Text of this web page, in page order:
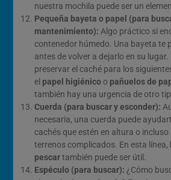
nuestra mochila puede ser un
Pequeña bayeta o papel (para
mantenimiento): Algo práctico si
contenedor húmedo. Una bayeta te
antes de volver a dejarlo en su
preservar el caché para los
el papel higiénicoo pañuelos de
también hay una urgencia de otro
Cuerda (para buscar y esconder):
necesaria, una cuerda puede
cachés que estén en altura o
terrenos complicados. En esta línea,
pescartambién puede ser útil.
Espéculo (para buscar): ¿Cómo